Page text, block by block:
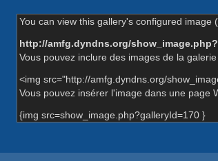
You can view this gallery's configured
http://amfg.dyndns.org/
Vous pouvez inclure des images de la
<img src="http://amfg.dyndns.org/
Vous pouvez insérer l'image dans une page
{img src=show_image.php?galleryId=170 }